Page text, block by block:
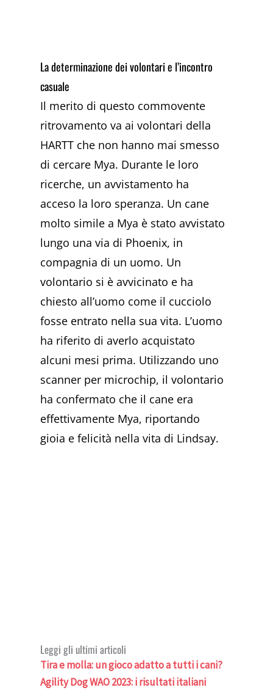
La determinazione dei volontari e l’incontro
casuale
Il merito di questo commovente
ritrovamento va ai volontari della
HARTT che non hanno mai smesso
di cercare Mya. Durante le loro
ricerche, un avvistamento ha
acceso la loro speranza. Un cane
molto simile a Mya è stato avvistato
lungo una via di Phoenix, in
compagnia di un uomo. Un
volontario si è avvicinato e ha
chiesto all’uomo come il cucciolo
fosse entrato nella sua vita. L’uomo
ha riferito di averlo acquistato
alcuni mesi prima. Utilizzando uno
scanner per microchip, il volontario
ha confermato che il cane era
effettivamente Mya, riportando
gioia e felicità nella vita di Lindsay.
Leggi gli ultimi articoli
Tira e molla: un gioco adatto a tutti i cani?
Agility Dog WAO 2023: i risultati italiani